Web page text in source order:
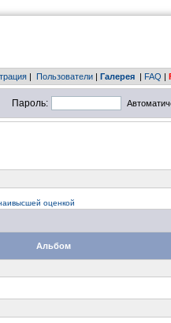
| Пользователи | Галерея | FAQ |
Пароль:
оценкой
Альбом